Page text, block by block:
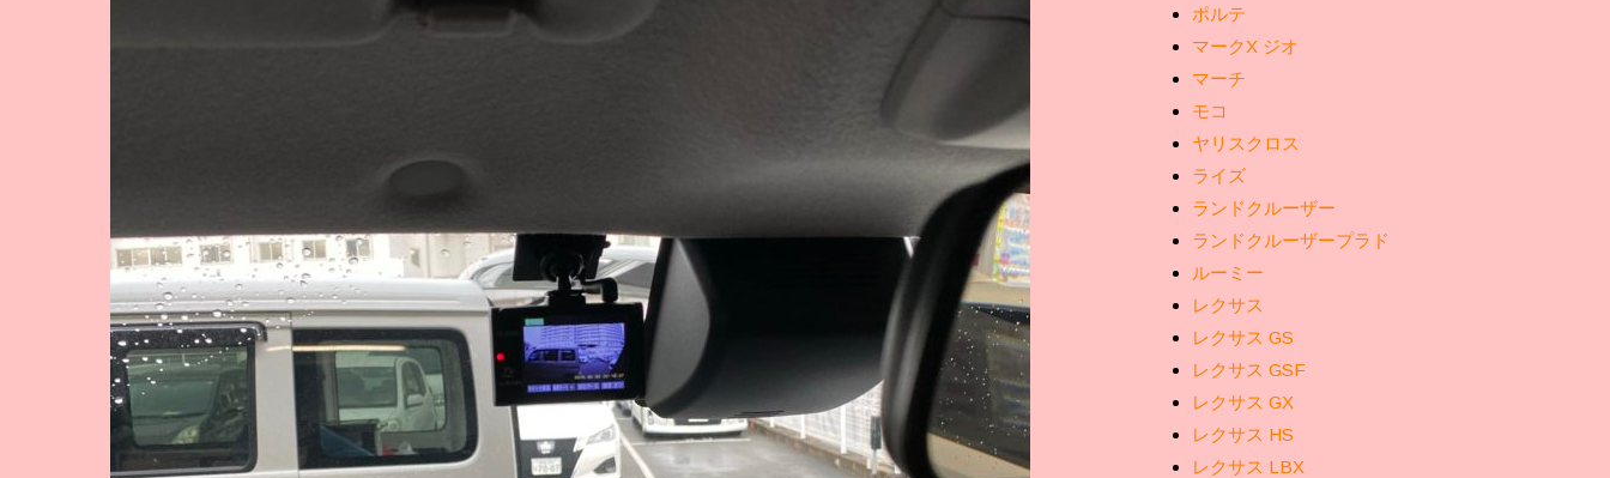
ポルテ
マークX ジオ
マーチ
モコ
ヤリスクロス
ライズ
ランドクルーザー
ランドクルーザープラド
ルーミー
レクサス
レクサス GS
レクサス GSF
レクサス GX
レクサス HS
レクサス LBX